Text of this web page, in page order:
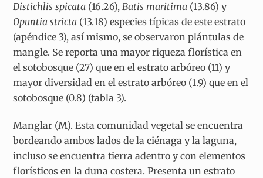
Distichlis spicata (16.26),Batis maritima (13.86) y
Opuntia stricta (13.18) especies típicas de este estrato
(apéndice 3), así mismo, se observaron plántulas de
mangle. Se reporta una mayor riqueza florística en
el sotobosque (27) que en el estrato arbóreo (11) y
mayor diversidad en el estrato arbóreo (1.9) que en el
sotobosque (0.8) (tabla 3).
Manglar (M). Esta comunidad vegetal se encuentra
bordeando ambos lados de la ciénaga y la laguna,
incluso se encuentra tierra adentro y con elementos
florísticos en la duna costera. Presenta un estrato